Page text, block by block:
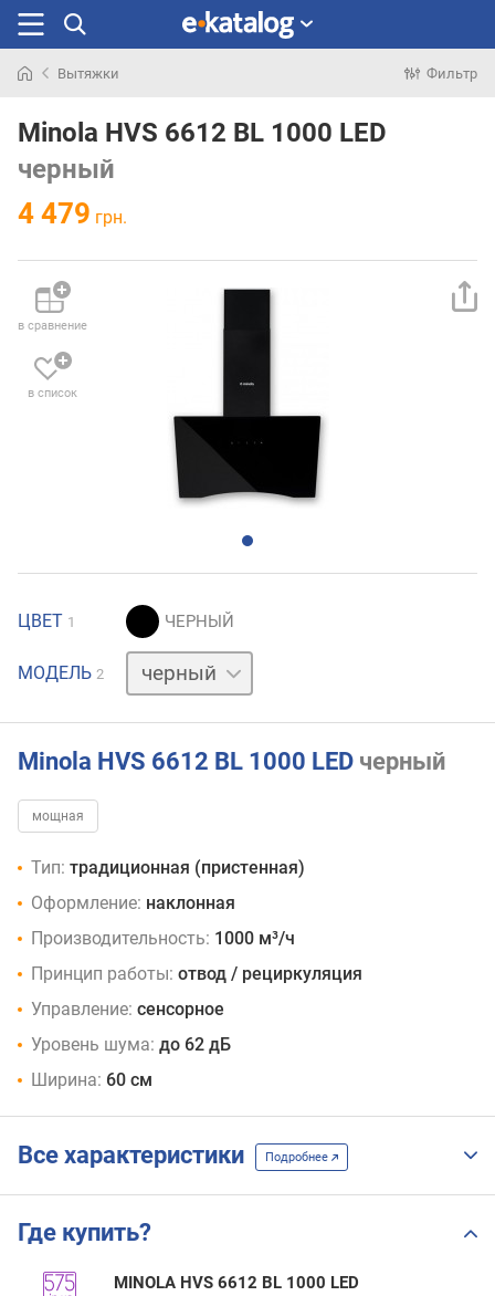
раньше
Вытяжки Фильтр
Minola HVS 6612 BL 1000 LED
черный
4 479 грн.
в сравнение
в список
ЦВЕТ 1
МОДЕЛЬ 2
белый
Minola HVS 6612 BL 1000 LED черный
мощная
Тип: традиционная (пристенная)
Оформление: наклонная
Производительность: 1000 м³/ч
Принцип работы: отвод / рециркуляция
Управление: сенсорное
Уровень шума: до 62 дБ
Ширина: 60 см
Все характеристики Подробнее
Где купить?
MINOLA HVS 6612 BL 1000 LED